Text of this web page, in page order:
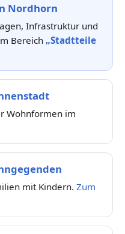
Nordhorn
Infrastruktur und
Bereich „Stadtteile
Wohnformen im
mit Kindern. Zum